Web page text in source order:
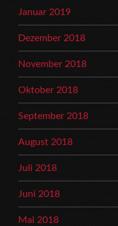
Januar 2019
Dezember 2018
November 2018
Oktober 2018
September 2018
August 2018
Juli 2018
Juni 2018
Mai 2018